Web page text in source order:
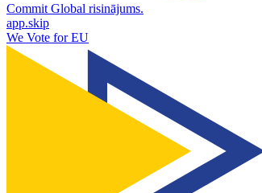
Commit Global risinājums.
app.skip
We Vote for EU